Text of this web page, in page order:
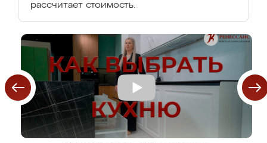
рассчитает стоимость.